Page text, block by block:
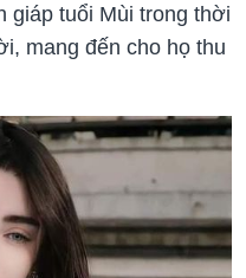
giáp tuổi Mùi trong thời
mang đến cho họ thu